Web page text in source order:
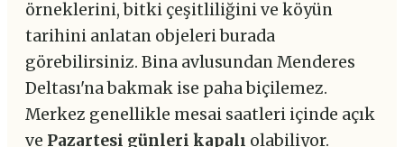
örneklerini, bitki çeşitliliğini ve köyün
tarihini anlatan objeleri burada
görebilirsiniz. Bina avlusundan Menderes
Deltası'na bakmak ise paha biçilemez.
Merkez genellikle mesai saatleri içinde açık
ve Pazartesi günleri kapalı olabiliyor.